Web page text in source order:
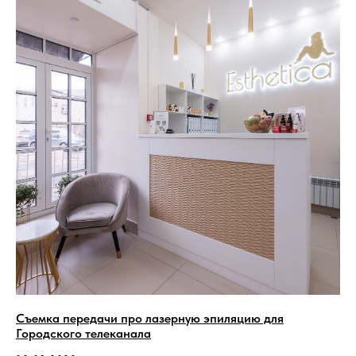
Съемка передачи про лазерную эпиляцию для
Городского телеканала